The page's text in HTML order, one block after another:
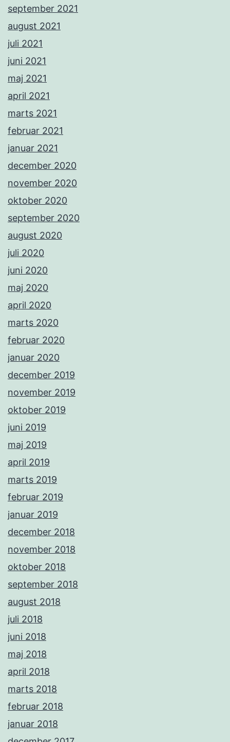
september 2021
august 2021
juli 2021
juni 2021
maj 2021
april 2021
marts 2021
februar 2021
januar 2021
december 2020
november 2020
oktober 2020
september 2020
august 2020
juli 2020
juni 2020
maj 2020
april 2020
marts 2020
februar 2020
januar 2020
december 2019
november 2019
oktober 2019
juni 2019
maj 2019
april 2019
marts 2019
februar 2019
januar 2019
december 2018
november 2018
oktober 2018
september 2018
august 2018
juli 2018
juni 2018
maj 2018
april 2018
marts 2018
februar 2018
januar 2018